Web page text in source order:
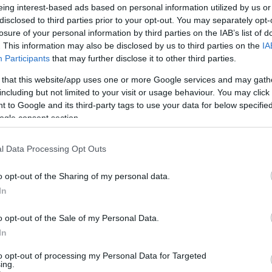
interest-based ads based on personal information utilized by us
to third parties prior to your opt-out. You may separately
of your personal information by third parties on the IAB’s list of
This information may also be disclosed by us to third parties on the
Participants that may further disclose it to other third parties.
that this website/app uses one or more Google services and may
but not limited to your visit or usage behaviour. You may
to Google and its third-party tags to use your data for below
consent section.
Data Processing Opt Outs
opt-out of the Sharing of my personal data.
opt-out of the Sale of my Personal Data.
opt-out of processing my Personal Data for Targeted
ki Kamal Harazi, Irán legfőbb politikai és
tanácsadója.
rezsim által nukleáris létesítményeink
megváltozik” – tette hozzá az ajatollah
az elmúlt években számos alkalommal
célúak”, és hogy az iszlám köztársaság
vagy bevetésére.
Zsidó egyházak